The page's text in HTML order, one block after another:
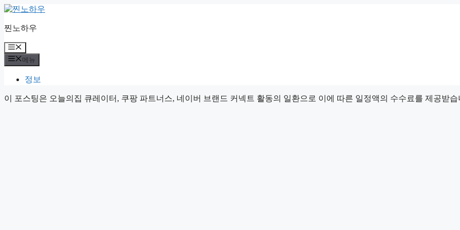
컨
츠
로
건
너
찐노하우
메
뉴
메뉴
정보
이 포스팅은 오늘의집 큐레이터, 쿠팡 파트너스, 네이버 브랜드 커넥트 활동의 일환으로 이에 따른 일정액의 수수료를 제공받습